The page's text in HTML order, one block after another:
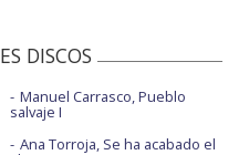
DISCOS
Manuel Carrasco, Pueblo
salvaje I
Ana Torroja, Se ha acabado el